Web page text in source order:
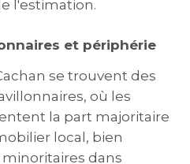
l'estimation.
et périphérie
se trouvent des
où les
la part majoritaire
local, bien
dans